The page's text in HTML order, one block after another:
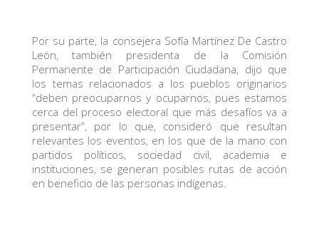
Por su parte, la consejera Sofía Martínez De Castro
León, también presidenta de la Comisión
Permanente de Participación Ciudadana, dijo que
los temas relacionados a los pueblos originarios
“deben preocuparnos y ocuparnos, pues estamos
cerca del proceso electoral que más desafíos va a
presentar”, por lo que, consideró que resultan
relevantes los eventos, en los que de la mano con
partidos políticos, sociedad civil, academia e
instituciones, se generan posibles rutas de acción
en beneficio de las personas indígenas.